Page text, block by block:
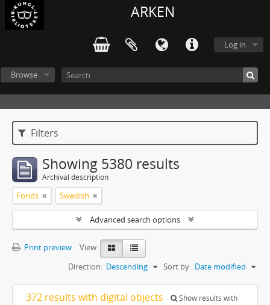
ARKEN
Log in
Browse
Filters
Showing 5380 results
Archival description
Fonds Swedish
Advanced search options
Print preview
View:
Sort by: Date modified
Direction: Descending
372 results with digital objects
Show results with